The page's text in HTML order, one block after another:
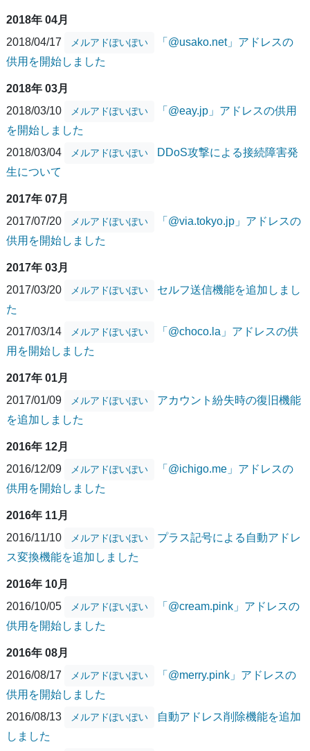
2018年 04月
2018/04/17
メルアドぽいぽい
「@usako.net」アドレスの
供用を開始しました
2018年 03月
2018/03/10
メルアドぽいぽい
「@eay.jp」アドレスの供用
を開始しました
2018/03/04
メルアドぽいぽい
DDoS攻撃による接続障害発
生について
2017年 07月
2017/07/20
メルアドぽいぽい
「@via.tokyo.jp」アドレスの
供用を開始しました
2017年 03月
2017/03/20
メルアドぽいぽい
セルフ送信機能を追加しまし
た
2017/03/14
メルアドぽいぽい
「@choco.la」アドレスの供
用を開始しました
2017年 01月
2017/01/09
メルアドぽいぽい
アカウント紛失時の復旧機能
を追加しました
2016年 12月
2016/12/09
メルアドぽいぽい
「@ichigo.me」アドレスの
供用を開始しました
2016年 11月
2016/11/10
メルアドぽいぽい
プラス記号による自動アドレ
ス変換機能を追加しました
2016年 10月
2016/10/05
メルアドぽいぽい
「@cream.pink」アドレスの
供用を開始しました
2016年 08月
2016/08/17
メルアドぽいぽい
「@merry.pink」アドレスの
供用を開始しました
2016/08/13
メルアドぽいぽい
自動アドレス削除機能を追加
しました